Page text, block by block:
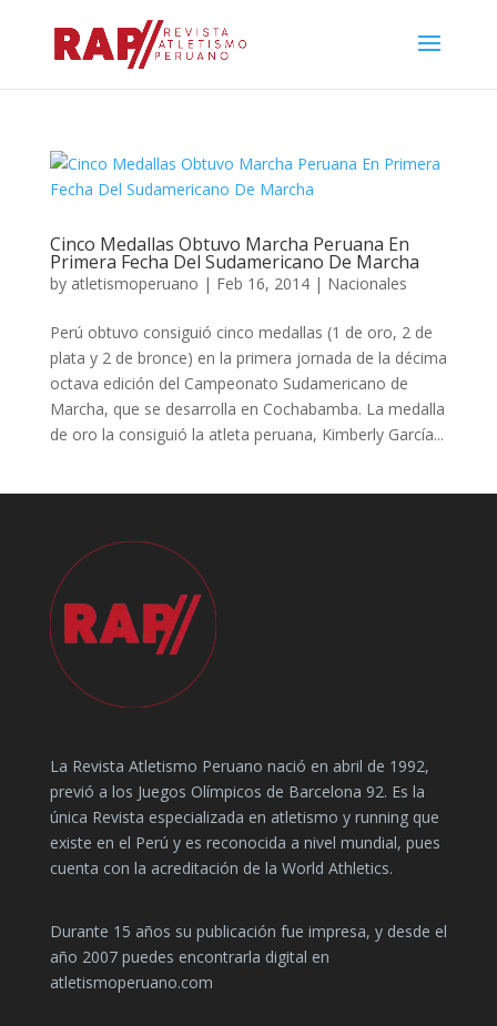
Cinco Medallas Obtuvo Marcha Peruana En
Primera Fecha Del Sudamericano De Marcha
by atletismoperuano | Feb 16, 2014| Nacionales
Perú obtuvo consiguió cinco medallas (1 de oro, 2 de
plata y 2 de bronce) en la primera jornada de la décima
octava edición del Campeonato Sudamericano de
Marcha, que se desarrolla en Cochabamba. La medalla
de oro la consiguió la atleta peruana, Kimberly García...
La Revista Atletismo Peruano nació en abril de 1992,
previó a los Juegos Olímpicos de Barcelona 92. Es la
única Revista especializada en atletismo y running que
existe en el Perú y es reconocida a nivel mundial, pues
cuenta con la acreditación de la World Athletics.
Durante 15 años su publicación fue impresa, y desde el
año 2007 puedes encontrarla digital en
atletismoperuano.com